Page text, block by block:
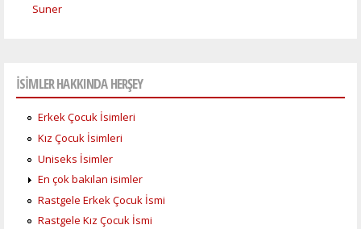
Suner
İSİMLER HAKKINDA HERŞEY
Erkek Çocuk İsimleri
Kız Çocuk İsimleri
Uniseks İsimler
En çok bakılan isimler
Rastgele Erkek Çocuk İsmi
Rastgele Kız Çocuk İsmi